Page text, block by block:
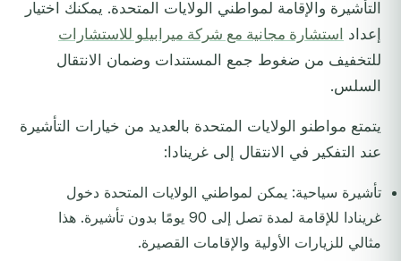
التأشيرة والإقامة لمواطني الولايات المتحدة. يمكنك اختيار
إعداد استشارة مجانية مع شركة ميرابيلو للاستشارات
للتخفيف من ضغوط جمع المستندات وضمان الانتقال
السلس.
يتمتع مواطنو الولايات المتحدة بالعديد من خيارات التأشيرة
عند التفكير في الانتقال إلى غرينادا:
تأشيرة سياحية: يمكن لمواطني الولايات المتحدة دخول
غرينادا للإقامة لمدة تصل إلى 90 يومًا بدون تأشيرة. هذا
مثالي للزيارات الأولية والإقامات القصيرة.